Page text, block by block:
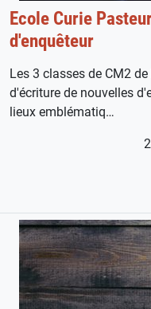
Ecole Curie
d'enquêteur
Les 3 classes de CM2
d'écriture de nouvelles
lieux emblématiq…